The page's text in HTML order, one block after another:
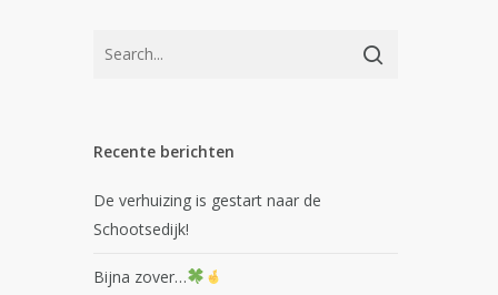
Recente berichten
De verhuizing is gestart naar de
Schootsedijk!
Bijna zover…